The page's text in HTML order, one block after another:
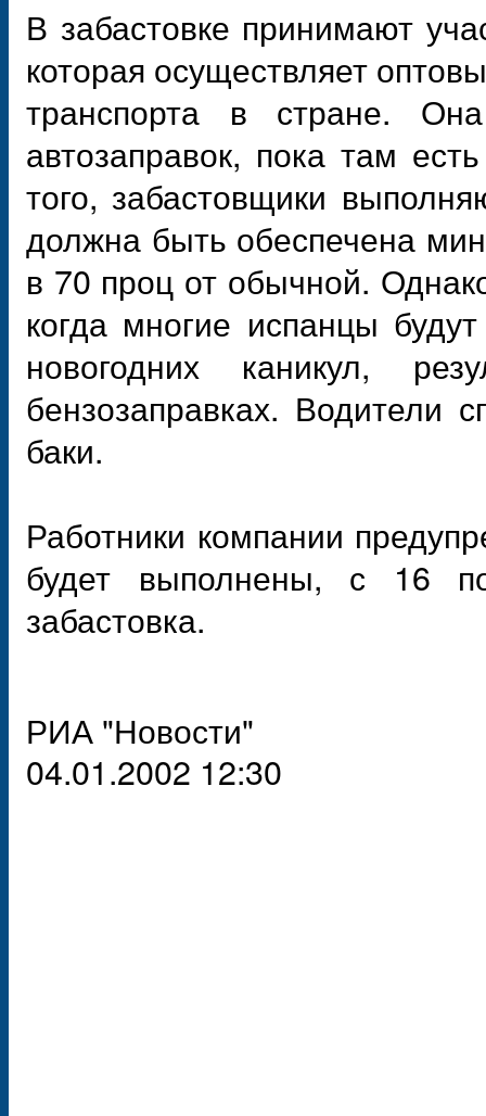
В забастовке принимают
которая осуществляет
транспорта в стране.
автозаправок, пока там
того, забастовщики
должна быть обеспечена
в 70 проц от обычной.
когда многие испанцы
новогодних каникул,
бензозаправках. Водители
баки.
Работники компании
будет выполнены, с 16
забастовка.
РИА "Новости"
04.01.2002 12:30